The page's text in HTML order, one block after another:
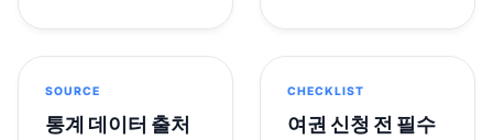
SOURCE
통계 데이터 출처
CHECKLIST
여권 신청 전 필수